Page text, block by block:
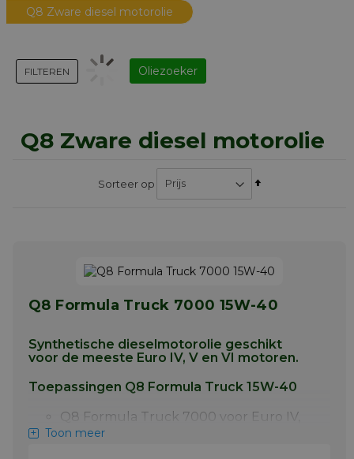
Q8 Zware diesel motorolie
Q8 Zware diesel motorolie
Sorteer op
Van
Q8 Formula Truck 7000 15W-40
Synthetische dieselmotorolie geschikt
voor de meeste Euro IV, V en VI motoren.
Toepassingen Q8 Formula Truck 15W-40
Q8 Formula Truck 7000 voor Euro IV,
Euro V en Euro VI dieselmotoren
Toon meer
FILTEREN Oliezoeker